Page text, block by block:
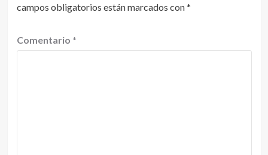
campos obligatorios están marcados con*
Comentario *